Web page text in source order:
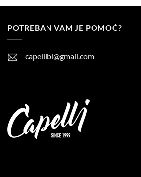
POTREBAN VAM JE POMOĆ?
capellibl@gmail.com